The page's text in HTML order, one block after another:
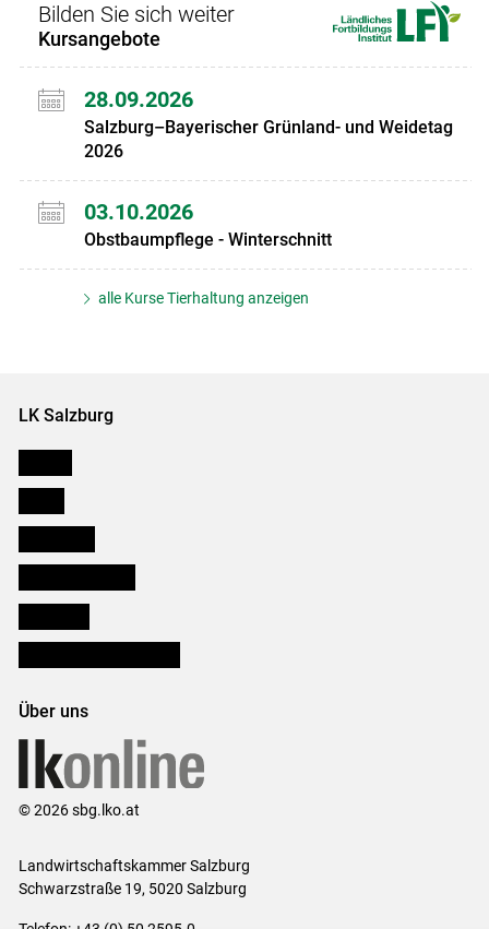
Bilden Sie sich weiter
Kursangebote
28.09.2026
Salzburg–Bayerischer Grünland- und Weidetag
2026
03.10.2026
Obstbaumpflege - Winterschnitt
alle Kurse Tierhaltung anzeigen
LK Salzburg
Über uns
© 2026 sbg.lko.at
Landwirtschaftskammer Salzburg
Schwarzstraße 19, 5020 Salzburg